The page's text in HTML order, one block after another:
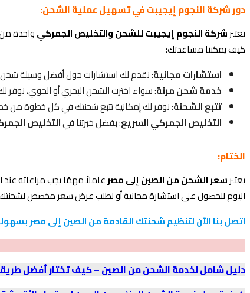
دور شركة النجوم إيجيبت في تسهيل عملية الشحن:
تعتبرشركة النجوم إيجيبت للشحن والتخليص الجمركيواحدة
كيف يمكننا مساعدتك:
استشارات مجانية: نقدم لك استشارات حول أفضل وسيلة شحن
خدمة شحن مرنة: سواء اخترت الشحن البحري أو الجوي،
تتبع الشحنة: نوفر لك إمكانية تتبع شحنتك في كل خطوة من
التخليص الجمركي السريع: بفضل خبرتنا فيالتخليص
الختام:
يعتبرسعر الشحن من الصين إلى مصرعاملاً مهمًا يجب مراعاته عند
اليوم للحصول على استشارة مجانية أو لطلب عرض سعر مخصص
اتصل بنا الآن لتنظيم شحنتك القادمة من الصين إلى مصر
دليل شامل لخدمة الشحن من الصين – كيف تختار أفضل